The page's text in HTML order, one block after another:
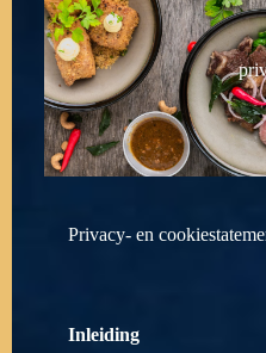
Privacy- en
Inleiding